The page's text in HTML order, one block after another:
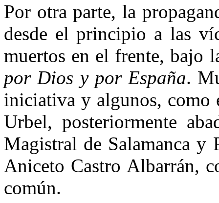
Por otra parte, la
desde el principio a las
muertos en el frente, bajo
por Dios y por España.
iniciativa y algunos, como
Urbel, posteriormente
Magistral de Salamanca y
Aniceto Castro Albarrán,
común.